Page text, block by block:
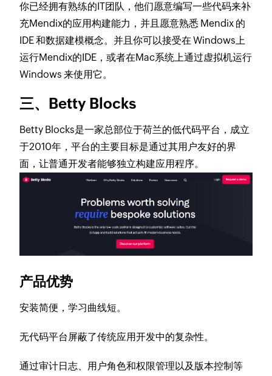
你已经拥有熟练的IT团队，他们愿意编写一些代码来补
充Mendix的应用构建能力，并且愿意熟悉 Mendix 的
IDE 和数据建模概念。​并且你可以接受在 Windows上
运行Mendix的IDE，或者在Mac系统上通过虚拟机运行
Windows 来使用它。
三、Betty Blocks
Betty Blocks是一家总部位于荷兰的低代码平台，成立
于2010年，平台的主要目标是通过其用户友好的界
面，让普通开发者能够独立构建应用程序。
产品优势
安装简便，学习曲线短。
无代码平台屏蔽了传统应用开发中的复杂性。
通过审计日志、用户角色和权限管理以及版本控制等